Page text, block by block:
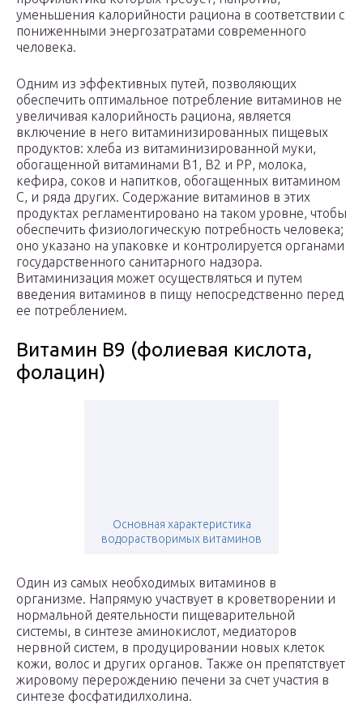
уменьшения калорийности рациона в соответствии с
пониженными энергозатратами современного
человека.
Одним из эффективных путей, позволяющих
обеспечить оптимальное потребление витаминов не
увеличивая калорийность рациона, является
включение в него витаминизированных пищевых
продуктов: хлеба из витаминизированной муки,
обогащенной витаминами В1, В2 и РР, молока,
кефира, соков и напитков, обогащенных витамином
С, и ряда других. Содержание витаминов в этих
продуктах регламентировано на таком уровне, чтобы
обеспечить физиологическую потребность человека;
оно указано на упаковке и контролируется органами
государственного санитарного надзора.
Витаминизация может осуществляться и путем
введения витаминов в пищу непосредственно перед
ее потреблением.
Витамин B9 (фолиевая кислота,
фолацин)
Основная характеристика
водорастворимых витаминов
Один из самых необходимых витаминов в
организме. Напрямую участвует в кроветворении и
нормальной деятельности пищеварительной
системы, в синтезе аминокислот, медиаторов
нервной систем, в продуцировании новых клеток
кожи, волос и других органов. Также он препятствует
жировому перерождению печени за счет участия в
синтезе фосфатидилхолина.